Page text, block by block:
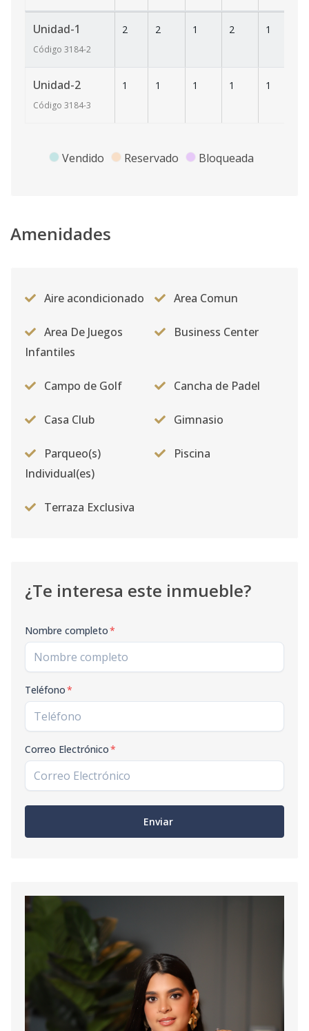
Unidad-1
Código 3184-2
2 2 1 2 1
Unidad-2
Código 3184-3
1 1 1 1 1
Vendido Reservado Bloqueada
Amenidades
Aire acondicionado Area Comun
Area De Juegos
Infantiles
Business Center
Campo de Golf Cancha de Padel
Casa Club Gimnasio
Parqueo(s)
Individual(es)
Piscina
Terraza Exclusiva
¿Te interesa este inmueble?
Nombre completo*
Teléfono*
Correo Electrónico*
Enviar